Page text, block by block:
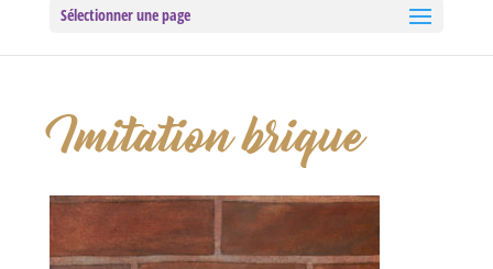
Sélectionner une page
Imitation brique